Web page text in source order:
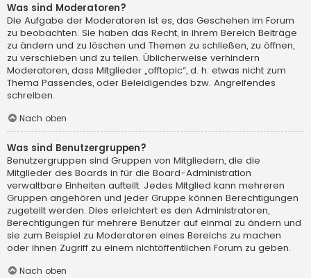
Was sind Moderatoren?
Die Aufgabe der Moderatoren ist es, das Geschehen im Forum
zu beobachten. Sie haben das Recht, in ihrem Bereich Beiträge
zu ändern und zu löschen und Themen zu schließen, zu öffnen,
zu verschieben und zu teilen. Üblicherweise verhindern
Moderatoren, dass Mitglieder „offtopic“, d. h. etwas nicht zum
Thema Passendes, oder Beleidigendes bzw. Angreifendes
schreiben.
Nach oben
Was sind Benutzergruppen?
Benutzergruppen sind Gruppen von Mitgliedern, die die
Mitglieder des Boards in für die Board-Administration
verwaltbare Einheiten aufteilt. Jedes Mitglied kann mehreren
Gruppen angehören und jeder Gruppe können Berechtigungen
zugeteilt werden. Dies erleichtert es den Administratoren,
Berechtigungen für mehrere Benutzer auf einmal zu ändern und
sie zum Beispiel zu Moderatoren eines Bereichs zu machen
oder ihnen Zugriff zu einem nichtöffentlichen Forum zu geben.
Nach oben